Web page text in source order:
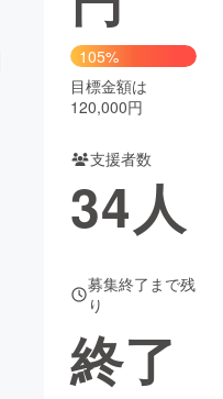
CAMPFIRE Creation
ya コミュニティ
105%
目標金額は
120,000円
支援者数
34人
募集終了まで残
り
終了